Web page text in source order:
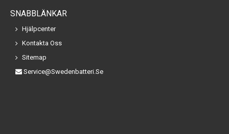
SNABBLÄNKAR
Hjälpcenter
Kontakta Oss
Sitemap
Service@swedenbatteri.se